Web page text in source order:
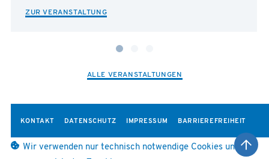
ZUR VERANSTALTUNG
ALLE VERANSTALTUNGEN
KONTAKT DATENSCHUTZ IMPRESSUM BARRIEREFREIHEIT
Wir verwenden nur technisch notwendige Cookies und